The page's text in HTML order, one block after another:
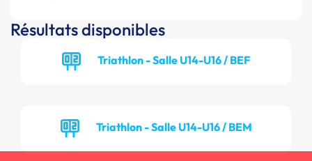
Résultats disponibles
Triathlon - Salle U14-U16 / BEF
Triathlon - Salle U14-U16 / BEM